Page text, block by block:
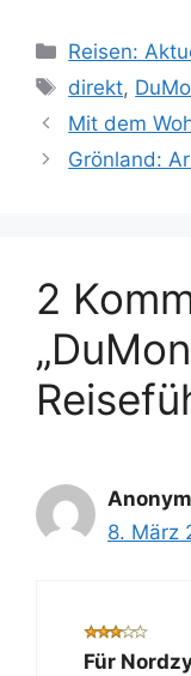
Kategorien
Reisen:
direkt,
Mit dem
Grönland:
2
Anonym
8. März
Für